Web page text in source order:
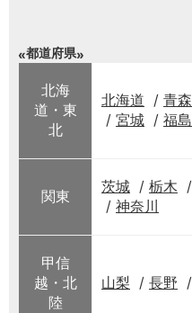
都道府県
北海
道・東
北
北海道 青森
宮城
福島
関東
茨城 栃木
神奈川
甲信
越・北
陸
山梨 長野